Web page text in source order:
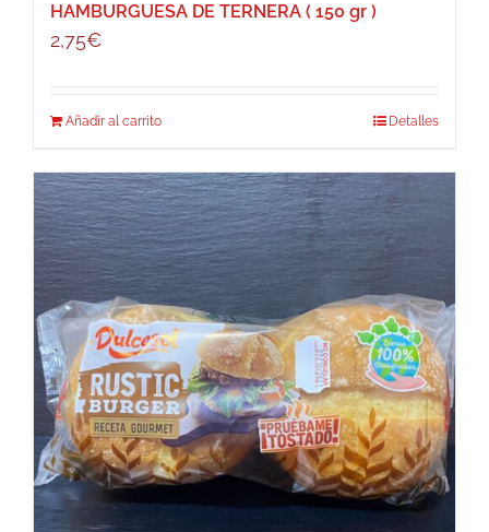
HAMBURGUESA DE TERNERA ( 150 gr )
2,75€
Añadir al carrito Detalles